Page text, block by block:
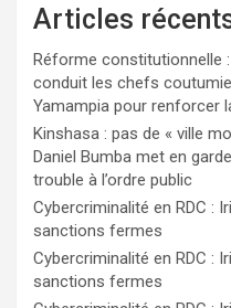
Articles
Réforme constitutionnelle
conduit les chefs
Yamampia pour renforcer
Kinshasa : pas de « ville
Daniel Bumba met en
trouble à l’ordre public
Cybercriminalité en RDC :
sanctions fermes
Cybercriminalité en RDC :
sanctions fermes